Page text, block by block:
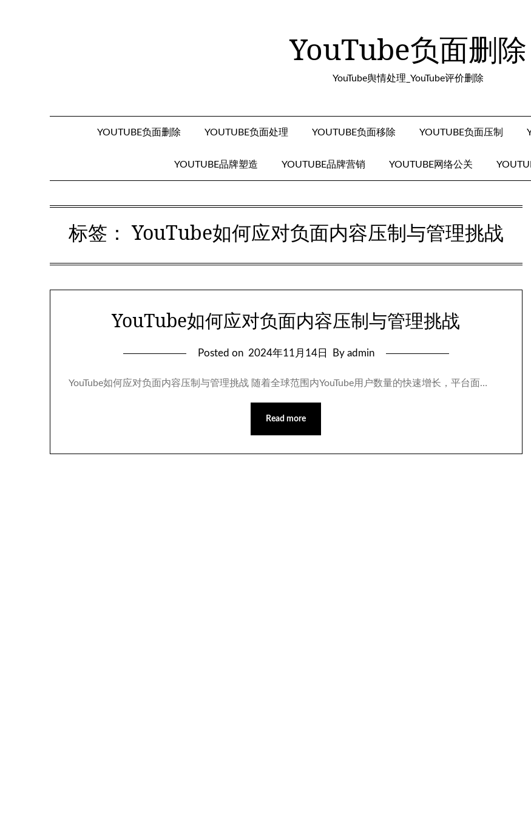
YouTube负面删除
YouTube舆情处理_YouTube评价删除
YOUTUBE负面删除 YOUTUBE负面处理 YOUTUBE负面移除 YOUTUBE负面压制
YOUTUBE品牌塑造 YOUTUBE品牌营销 YOUTUBE网络公关
标签：YouTube如何应对负面内容压制与管理挑战
YouTube如何应对负面内容压制与管理挑战
Posted on 2024年11月14日 By admin
YouTube如何应对负面内容压制与管理挑战 随着全球范围内YouTube用户数量的快速增长，平台面…
Read more